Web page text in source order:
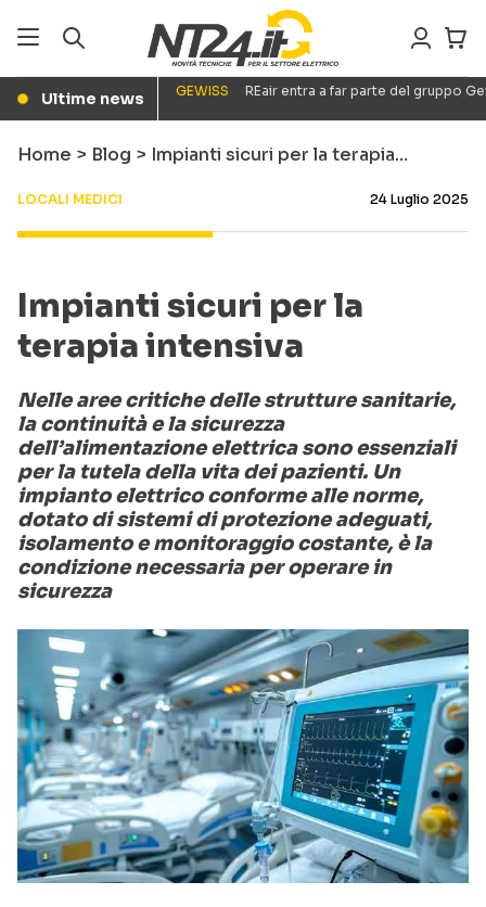
● Ultime news GEWISS REair entra a far parte del gruppo
Home > Blog > Impianti sicuri per la terapia…
LOCALI MEDICI 24 Luglio 2025
Impianti sicuri per la
terapia intensiva
Nelle aree critiche delle strutture sanitarie,
la continuità e la sicurezza
dell’alimentazione elettrica sono essenziali
per la tutela della vita dei pazienti. Un
impianto elettrico conforme alle norme,
dotato di sistemi di protezione adeguati,
isolamento e monitoraggio costante, è la
condizione necessaria per operare in
sicurezza